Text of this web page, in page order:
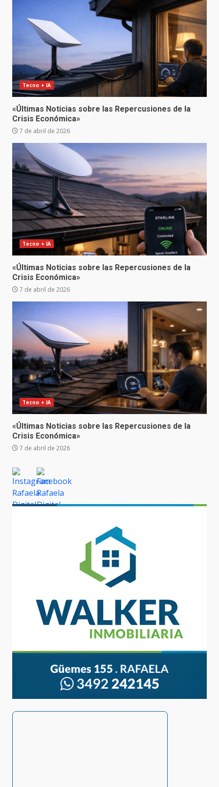
Tecno + IA
«Últimas Noticias sobre las Repercusiones de la
Crisis Económica»
7 de abril de 2026
Tecno + IA
«Últimas Noticias sobre las Repercusiones de la
Crisis Económica»
7 de abril de 2026
Tecno + IA
«Últimas Noticias sobre las Repercusiones de la
Crisis Económica»
7 de abril de 2026